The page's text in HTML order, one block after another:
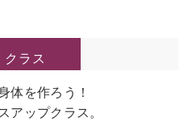
クラス
体を作ろう！
アップクラス。